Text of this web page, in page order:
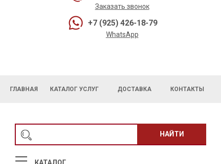
Заказать звонок
+7 (925) 426-18-79
WhatsApp
ГЛАВНАЯ КАТАЛОГ УСЛУГ ДОСТАВКА КОНТАКТЫ
НАЙТИ